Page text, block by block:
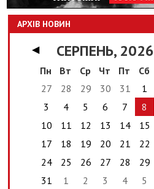
АРХІВ НОВИН
◀ СЕРПЕНЬ, 2026
Пн
Вт Ср Чт Пт Сб
27
28 29 30 31 1
3
4 5 6 7 8
10
11 12 13 14 15
17
18 19 20 21 22
24
25 26 27 28 29
31
1 2 3 4 5